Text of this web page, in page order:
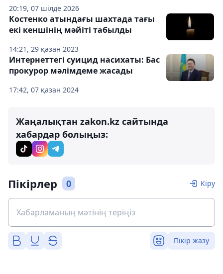
20:19, 07 шілде 2026
14:21, 29 қазан 2023
Костенко атындағы шахтада тағы
екі кеншінің мәйіті табылды
17:42, 07 қазан 2024
Интернеттегі суицид насихаты: Бас
прокурор мәлімдеме жасады
Жаңалықтан zakon.kz сайтында
хабардар болыңыз:
Пікірлер 0 Кіру
Пікір жазу